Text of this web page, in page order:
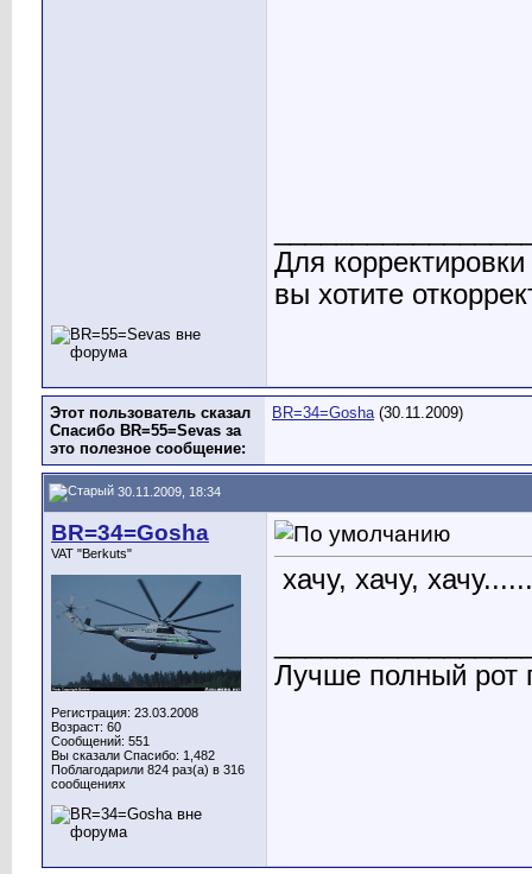
Для
вы хотите
Этот пользователь сказал
Спасибо BR=55=Sevas за
это полезное сообщение:
BR=34=Gosha(30.11.2009)
30.11.2009, 18:34
BR=34=Gosha
VAT "Berkuts"
Регистрация: 23.03.2008
Возраст: 60
Сообщений: 551
Вы сказали Спасибо: 1,482
Поблагодарили 824 раз(а) в 316
сообщениях
хачу, хачу,
Лучше полный рот